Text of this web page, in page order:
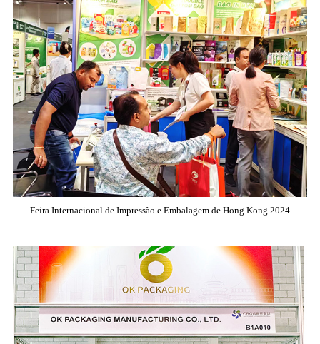
Feira Internacional de Impressão e Embalagem de Hong Kong 2024